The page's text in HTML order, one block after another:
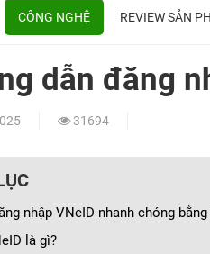
CÔNG NGHỆ REVIEW SẢN
dẫn đăng
31694
nhập VNeID nhanh chóng
là gì?